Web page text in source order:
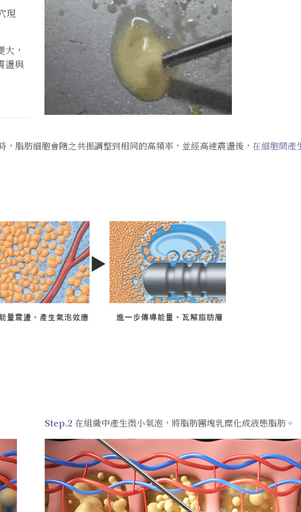
現
，
盪與
脂肪細胞會隨之共振調整到相同的高頻率，並經高速震盪後， 在細胞間產
Step.2 在組織中產⽣微⼩氣泡，將脂肪團塊乳糜化成液態脂肪。